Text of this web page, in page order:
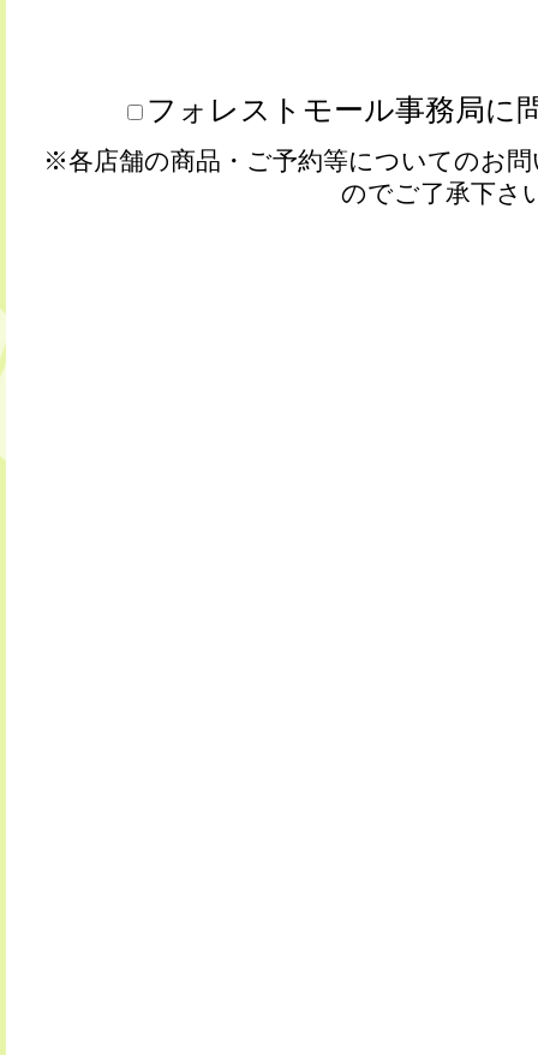
フォレストモール事務局に
※各店舗の商品・ご予約等についてのお
のでご了承下さ